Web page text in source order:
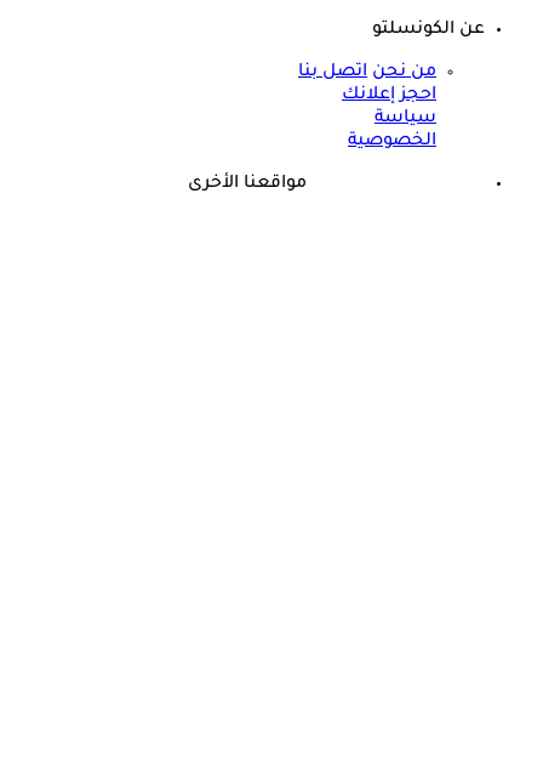
عن الكونسلتو
من نحن اتصل بنا
احجز إعلانك
سياسة
الخصوصية
مواقعنا الأخرى